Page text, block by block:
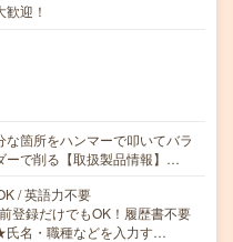
迎！
な箇所をハンマーで叩いてバラ
ーで削る【取扱製品情報】…
/ 英語力不要
登録だけでもOK！履歴書不要
名・職種などを入力す…